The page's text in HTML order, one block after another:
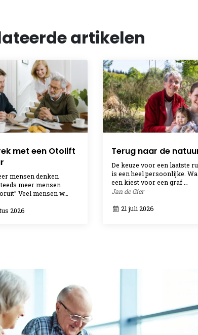
artikelen
met een Otolift
mensen denken
meer mensen
Veel mensen w…
2026
Terug naar de
De keuze voor een laatste
is een heel persoonlijke.
een kiest voor een graf …
Jan de Gier
21 juli 2026